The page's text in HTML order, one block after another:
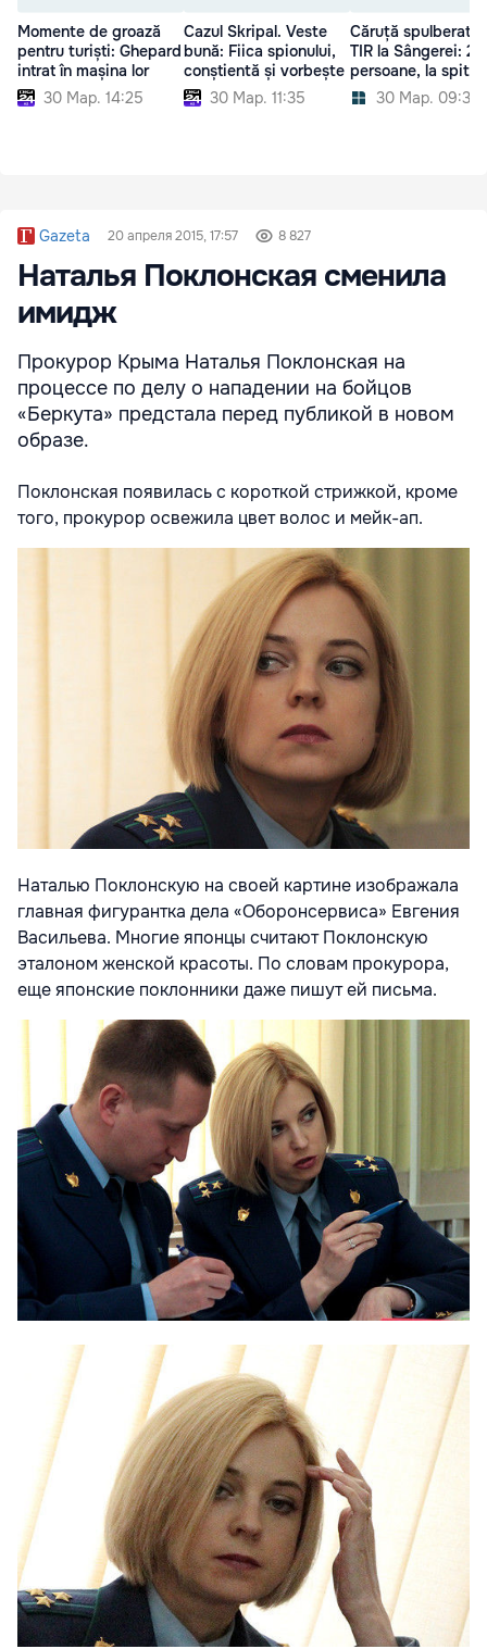
Momente de groază
pentru turiști: Ghepard
intrat în mașina lor
30 Мар. 14:25
Cazul Skripal. Veste
bună: Fiica spionului,
conștientă și vorbește
30 Мар. 11:35
Căruță spulberată
TIR la Sângerei: 2
persoane, la spital
30 Мар. 09:31
Gazeta 20 апреля 2015, 17:57 8 827
Наталья Поклонская сменила
имидж
Прокурор Крыма Наталья Поклонская на
процессе по делу о нападении на бойцов
«Беркута» предстала перед публикой в новом
образе.
Поклонская появилась с короткой стрижкой, кроме
того, прокурор освежила цвет волос и мейк-ап.
Наталью Поклонскую на своей картине изображала
главная фигурантка дела «Оборонсервиса» Евгения
Васильева. Многие японцы считают Поклонскую
эталоном женской красоты. По словам прокурора,
еще японские поклонники даже пишут ей письма.